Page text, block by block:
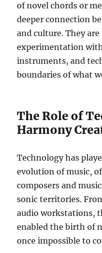
of novel chords or
deeper connection
and culture. They
experimentation
instruments, and
boundaries of what
The Role of
Harmony
Technology has
evolution of music,
composers and
sonic territories.
audio workstations,
enabled the birth of
once impossible to